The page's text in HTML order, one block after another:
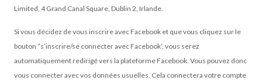
Limited, 4 Grand Canal Square, Dublin 2, Irlande.
Si vous décidez de vous inscrire avec Facebook et que vous cliquez sur le
bouton “s’inscrire/se connecter avec Facebook’, vous serez
automatiquement redirigé vers la plateforme Facebook. Vous pouvez donc
vous connecter avec vos données usuelles. Cela connectera votre compte